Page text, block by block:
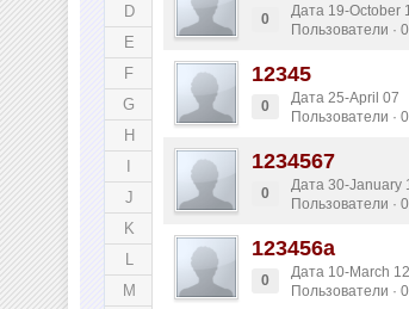
D
E
F
G
H
J
K
L
M
0
Дата 19-October
Пользователи ·
12345
0
Дата 25-April 07
Пользователи ·
1234567
0
Дата 30-January
Пользователи ·
123456a
0
Дата 10-March 12
Пользователи ·